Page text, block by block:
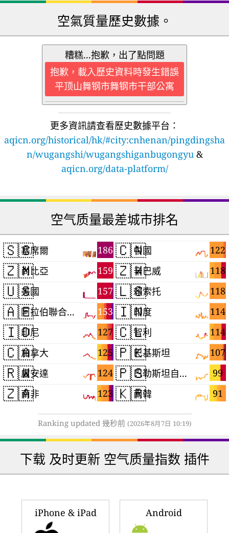
空氣質量歷史數據。
糟糕...抱歉，出了點問題
抱歉，載入歷史資料時發生錯誤
平顶山舞钢市舞钢市干部公寓
更多資訊請查看歷史數據平台：
aqicn.org/historical/hk/#city:cnhenan/pingdingsha
n/wugangshi/wugangshiganbugongyu&
aqicn.org/data-platform/
空气质量最差城市排名
🇸🇨 186
塞席爾
🇿🇲 159
尚比亞
🇺🇸 157
美國
🇦🇪 153
阿拉伯聯合大公國
🇮🇩 127
印尼
🇨🇦 125
加拿大
🇷🇼 124
盧安達
🇿🇦 123
南非
🇨🇳 122
中國
🇿🇼 118
辛巴威
🇱🇸 118
賴索托
🇮🇳 114
印度
🇨🇱 114
智利
🇵🇰 107
巴基斯坦
🇵🇸 99
巴勒斯坦自治區
🇰🇷 91
南韓
Ranking updated 幾秒前 (2026年8月7日 10:19)
下载 及时更新 空气质量指数 插件
iPhone & iPad Android